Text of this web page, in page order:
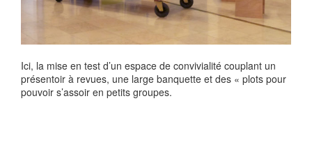
Ici, la mise en test d’un espace de convivialité couplant un
présentoir à revues, une large banquette et des « plots pour
pouvoir s’assoir en petits groupes.